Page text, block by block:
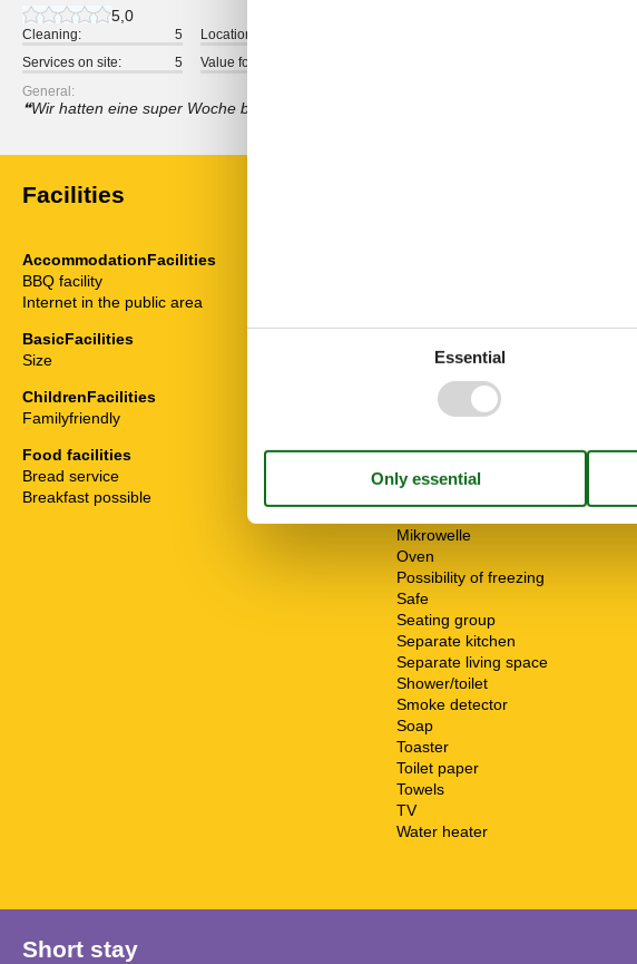
5,0
Cleaning: 5 Location:
Services on site:
5 Value for money:
General:
Wir hatten eine super Woche bei tollen Gastgebern. Wir werden sicher
Facilities
AccommodationFacilities
BBQ facility
Internet in the public area
BasicFacilities
Size
ChildrenFacilities
Familyfriendly
Food facilities
Bread service
Breakfast possible
Bedroom
Cable / Sat
Coffee machine
Fridge
Heater
High chair
Internet - WiFi
Mikrowelle
Oven
Possibility of freezing
Safe
Seating group
Separate kitchen
Separate living space
Shower/toilet
Smoke detector
Soap
Toaster
Toilet paper
Towels
TV
Water heater
Short stay
Essential